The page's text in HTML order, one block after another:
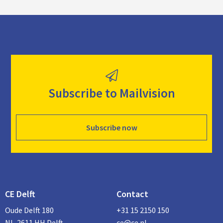
Subscribe to Mailvision
Subscribe now
CE Delft
Oude Delft 180
Contact
+31 15 2150 150